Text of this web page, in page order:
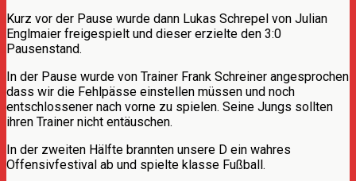
Kurz vor der Pause wurde dann Lukas Schrepel von Julian
Englmaier freigespielt und dieser erzielte den 3:0
Pausenstand.
In der Pause wurde von Trainer Frank Schreiner angesprochen
dass wir die Fehlpässe einstellen müssen und noch
entschlossener nach vorne zu spielen. Seine Jungs sollten
ihren Trainer nicht entäuschen.
In der zweiten Hälfte brannten unsere D ein wahres
Offensivfestival ab und spielte klasse Fußball.